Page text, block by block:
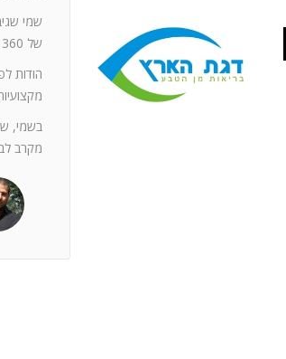
שמי
של 360 מעלות – לא רק יחסי ציבור אלא טיפול בכל המערכים השיווקיים של החברה.
הודות
בשמי,
מקרב
חפץ ובקבועי זמן קצרים.
מימד פרסומי ומכיר את רזי הפעלתו. על אף
לצוות שלי ולי את התחושה, שרק אנו
שגורות בפיך. המאגר האנרגטי שלך בלתי